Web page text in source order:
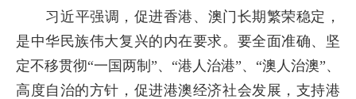
习近平强调，促进香港、澳门长期繁荣稳定，
是中华民族伟大复兴的内在要求。要全面准确、坚
定不移贯彻“一国两制”、“港人治港”、“澳人治澳”、
高度自治的方针，促进港澳经济社会发展，支持港